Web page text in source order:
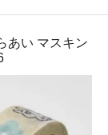
あい マスキン